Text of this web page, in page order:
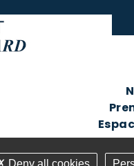
Deny all cookies